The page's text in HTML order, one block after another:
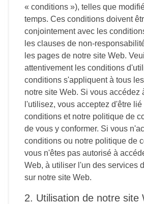
« conditions »), telles que
temps. Ces conditions doivent
conjointement avec les
les clauses de non-
les pages de notre site Web.
attentivement les conditions
conditions s'appliquent à tous
notre site Web. Si vous accédez
l'utilisez, vous acceptez d'être
conditions et notre politique de
de vous y conformer. Si vous
conditions ou notre politique de
vous n'êtes pas autorisé à
Web, à utiliser l'un des services
sur notre site Web.
2. Utilisation de notre site